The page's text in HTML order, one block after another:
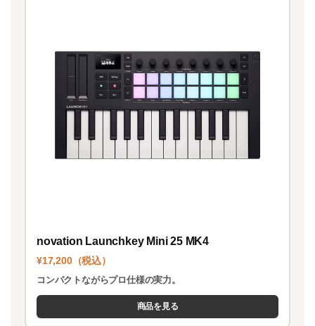
novation Launchkey Mini 25 MK4
¥17,200（税込）
コンパクトながらプロ仕様の実力。
商品を見る